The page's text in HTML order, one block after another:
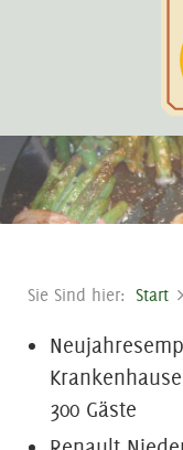
Sie Sind hier: Start
300 Gäste